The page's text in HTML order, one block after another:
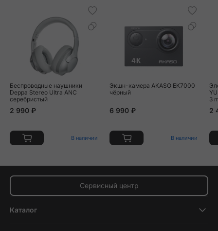
Беспроводные наушники
Deppa Stereo Ultra ANC
серебристый
2 990 ₽
В наличии
Экшн-камера AKASO EK7000
чёрный
6 990 ₽
В наличии
3
2
Сервисный центр
Каталог